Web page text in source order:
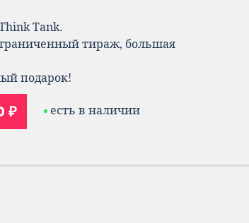
Tank.
тираж, большая
подарок!
₽ есть в наличии